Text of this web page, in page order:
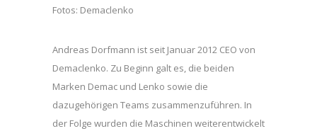
Fotos: Demaclenko
Andreas Dorfmann ist seit Januar 2012 CEO von
Demaclenko. Zu Beginn galt es, die beiden
Marken Demac und Lenko sowie die
dazugehörigen Teams zusammenzuführen. In
der Folge wurden die Maschinen weiterentwickelt